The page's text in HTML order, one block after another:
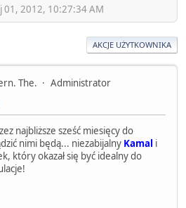
01, 2012, 10:27:34 AM
AKCJE UŻYTKOWNIKA
The. Administrator
najbliższe sześć miesięcy do
nimi będą... niezabijalny Kamal i
który okazał się być idealny do